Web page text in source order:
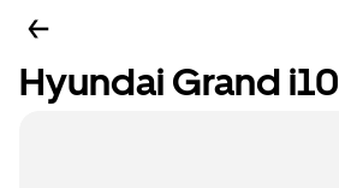
Hyundai Grand i10